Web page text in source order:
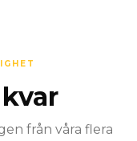
från våra flera